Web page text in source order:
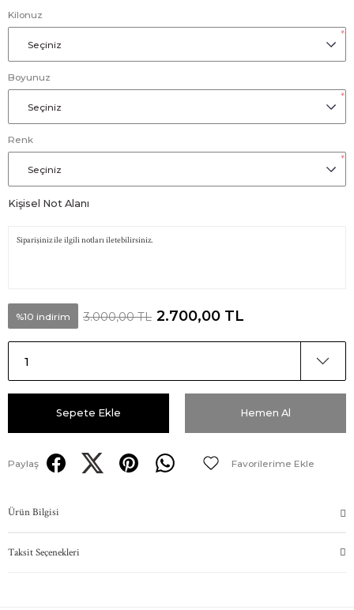
Kilonuz
*
Boyunuz
*
Renk
*
Kişisel Not Alanı
%10 indirim 3.000,00 TL 2.700,00 TL
Sepete Ekle Hemen Al
Paylaş
Ürün Bilgisi
Taksit Seçenekleri